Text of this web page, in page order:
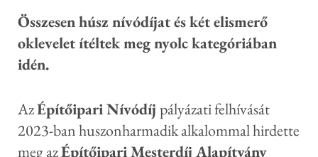
Összesen húsz nívódíjat és két elismerő
oklevelet ítéltek meg nyolc kategóriában
idén.
AzÉpítőipari Nívódíj pályázati felhívását
2023-ban huszonharmadik alkalommal hirdette
meg azÉpítőipari Mesterdíj Alapítvány